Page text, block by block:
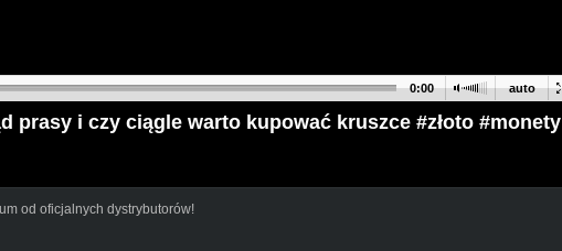
auto
0:00
prasy i czy ciągle warto kupować kruszce #złoto #monety
od oficjalnych dystrybutorów!